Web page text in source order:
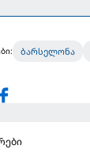
ბარსელონა